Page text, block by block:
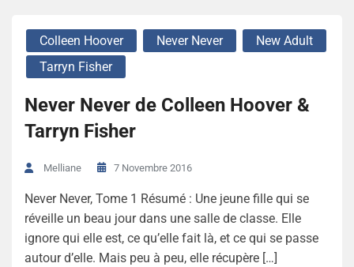
Colleen Hoover Never Never
New Adult
Tarryn Fisher
Never Never de Colleen Hoover &
Tarryn Fisher
Melliane 7 Novembre 2016
Never Never, Tome 1 Résumé : Une jeune fille qui se
réveille un beau jour dans une salle de classe. Elle
ignore qui elle est, ce qu’elle fait là, et ce qui se passe
autour d’elle. Mais peu à peu, elle récupère […]